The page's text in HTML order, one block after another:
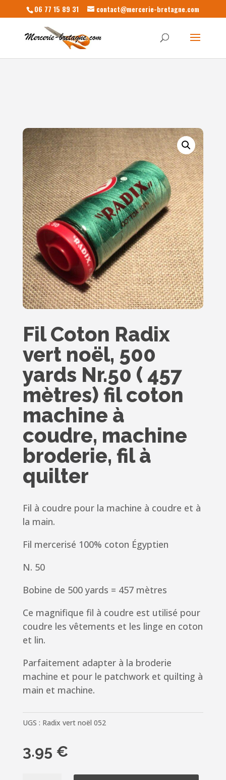
06 77 15 89 31 contact@mercerie-bretagne.com
Fil Coton Radix
vert noël, 500
yards Nr.50 ( 457
mètres) fil coton
machine à
coudre, machine
broderie, fil à
quilter
Fil à coudre pour la machine à coudre et à
la main.
Fil mercerisé 100% coton Égyptien
N. 50
Bobine de 500 yards = 457 mètres
Ce magnifique fil à coudre est utilisé pour
coudre les vêtements et les linge en coton
et lin.
Parfaitement adapter à la broderie
machine et pour le patchwork et quilting à
main et machine.
UGS : Radix vert noël 052
3.95 €